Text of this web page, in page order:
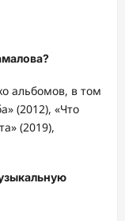
альбомов, в том
(2012), «Что
(2019),